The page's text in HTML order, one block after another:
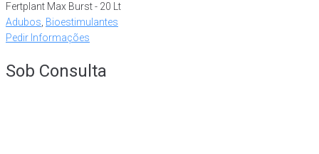
Fertplant Max Burst - 20 Lt
Adubos Bioestimulantes
Pedir Informações
Sob Consulta